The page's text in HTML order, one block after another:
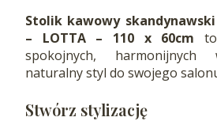
Stolik kawowy
– LOTTA – 110 x 60cm
spokojnych, harmonijnych
naturalny styl do swojego
Stwórz stylizację